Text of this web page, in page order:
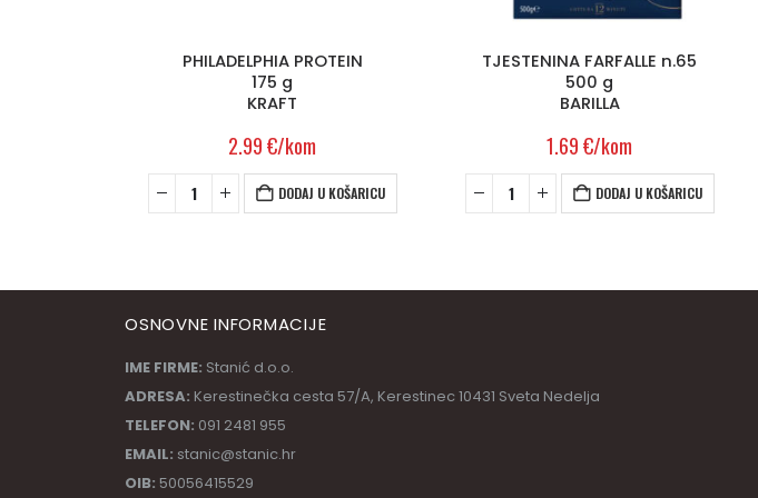
TJESTENINA FARFALLE n.65
500 g
BARILLA
1.69€/kom
DODAJ U KOŠARICU
PILEĆI PANIRANI NUGGETSI
700 G
AMADORI
5.99€/kom
DODAJ U KOŠARICU
OSNOVNE INFORMACIJE
IME FIRME: Stanić d.o.o.
ADRESA: Kerestinečka cesta 57/A, Kerestinec 10431 Sveta Nedelja
TELEFON: 091 2481 955
EMAIL: stanic@stanic.hr
OIB: 50056415529